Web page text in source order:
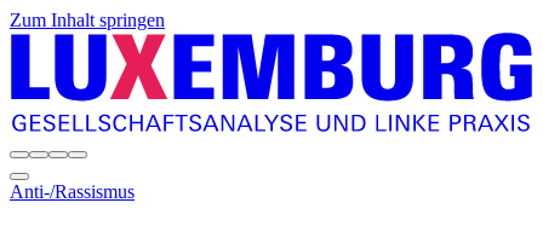
Zum Inhalt springen
Anti-/Rassismus